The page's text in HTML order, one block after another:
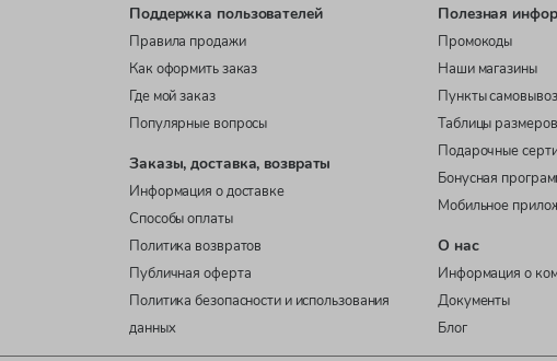
Поддержка пользователей
Правила продажи
Как оформить заказ
Где мой заказ
Популярные вопросы
Заказы, доставка, возвраты
Информация о доставке
Способы оплаты
Политика возвратов
Публичная оферта
Политика безопасности и использования
данных
Полезная
Промокоды
Наши магазины
Пункты
Таблицы размеров
Подарочные
Бонусная
Мобильное
О нас
Информация о
Документы
Блог